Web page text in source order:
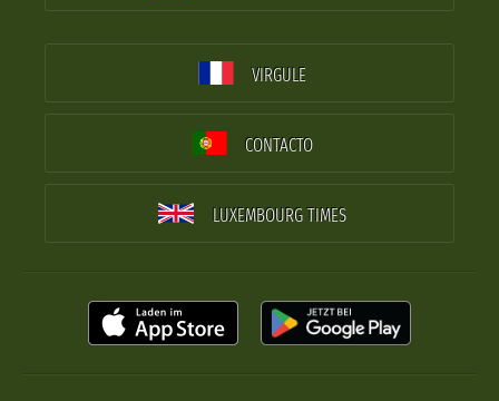
VIRGULE
CONTACTO
LUXEMBOURG TIMES